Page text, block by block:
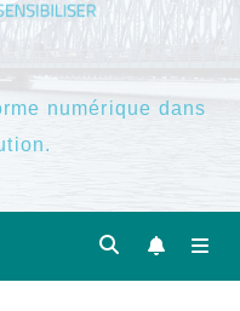
numérique dans